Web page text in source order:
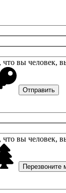
вы человек,
вы человек,